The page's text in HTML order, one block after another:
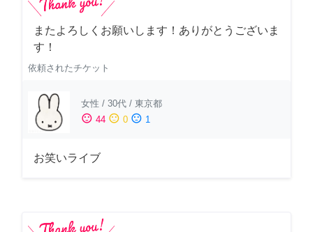
またよろしくお願いします！ありがとうございま
す！
依頼されたチケット
女性 / 30代 / 東京都
sentiment_satisfied 44 sentiment_neutral 0 sentiment_dissatisfied 1
お笑いライブ